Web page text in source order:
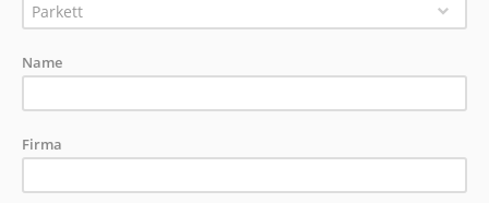
Parkett
Name
Firma